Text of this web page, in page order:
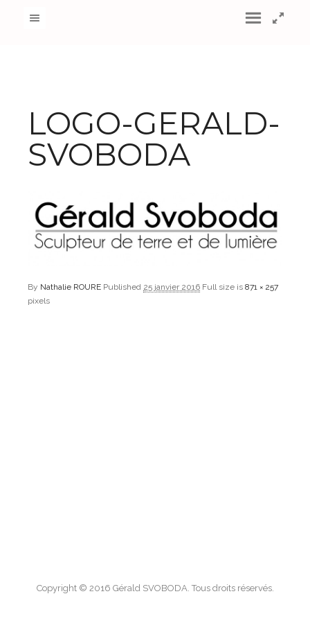
LOGO-GERALD-
SVOBODA
By Nathalie ROURE Published 25 janvier 2016 Full size is 871 × 257
pixels
Copyright © 2016 Gérald SVOBODA. Tous droits réservés.